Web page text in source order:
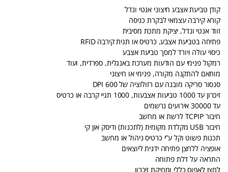
קודן טביעת אצבע חיצוני אנטי ונדל
קורא קירבה עצמאי לבקרת כניסה
זווד אנטי ונדל, יציקת מתכת מסיבית
פתיחה בטביעת אצבע, כרטיס או תגית קירבה RFID
כיסוי עולה ויורד למסך טביעת אצבע
רמקול פנימי עם הודעות מערכת באנגלית, ספרדית, ועוד
מותאם להתקנה מקורה, פנימי או חיצוני
סנסור סריקה מובנה עם רזולוציה של 600 DPI
זיכרון עד 1000 טביעות אצבעות, 1000 תגיי קרבה או כרטיס
עד 30000 אירועים נרשמים
חיבור TCPIP לרשת או מחשב
חיבור USB מקלדת מקומית (לתכנות) ודיסק און קי
תכנות פשוט וקל ע”י כרטיס ניהול או מחשב
אופציה ללחצן פתיחה ידנית ליוצאים
התראה על דלת פתוחה
לחצן לאפוס כללי ומחיקת זיכרון